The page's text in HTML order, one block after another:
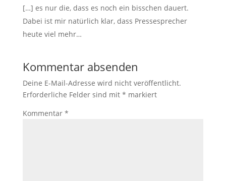
[…] es nur die, dass es noch ein bisschen dauert.
Dabei ist mir natürlich klar, dass Pressesprecher
heute viel mehr…
Kommentar absenden
Deine E-Mail-Adresse wird nicht veröffentlicht.
Erforderliche Felder sind mit * markiert
Kommentar *